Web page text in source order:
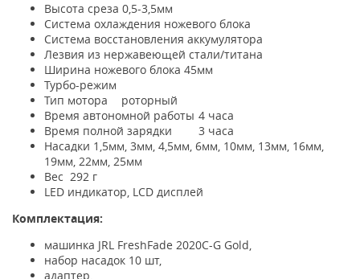
Высота среза 0,5-3,5мм
Система охлаждения ножевого блока
Система восстановления аккумулятора
Лезвия из нержавеющей стали/титана
Ширина ножевого блока 45мм
Турбо-режим
Тип мотора
роторный
Время автономной работы 4 часа
Время полной зарядки
3 часа
Насадки 1,5мм, 3мм, 4,5мм, 6мм, 10мм, 13мм, 16мм,
19мм, 22мм, 25мм
Вес 292 г
LED индикатор, LCD дисплей
Комплектация:
машинка JRL FreshFade 2020C-G Gold,
набор насадок 10 шт,
адаптер,